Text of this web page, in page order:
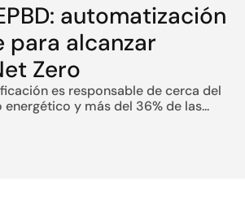
automatización
para alcanzar
Zero
es responsable de cerca del
y más del 36% de las...